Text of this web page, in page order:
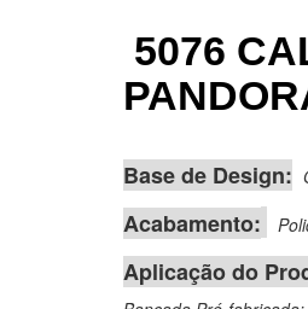
5076
Base de Design:
Acabamento:
Aplicação do